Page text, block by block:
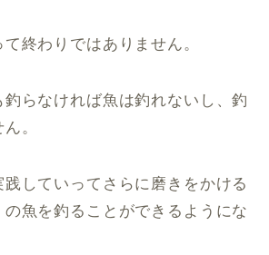
終わりではありません。
らなければ魚は釣れないし、釣
。
していってさらに磨きをかける
魚を釣ることができるようにな